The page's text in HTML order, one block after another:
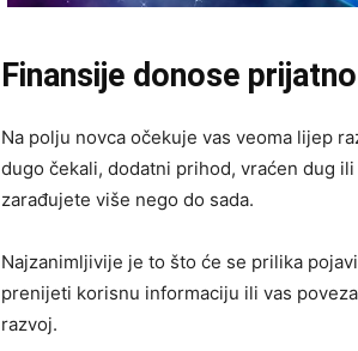
Finansije donose
Na polju novca očekuje vas veoma lijep
dugo čekali, dodatni prihod, vraćen dug
zarađujete više nego do sada.
Najzanimljivije je to što će se prilika
prenijeti korisnu informaciju ili vas
razvoj.